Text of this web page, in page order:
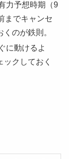
力予想時期（9
までキャンセ
のが鉄則。
に動けるよ
クしておく